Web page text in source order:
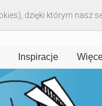
Inspiracje
dzięki którym nasz